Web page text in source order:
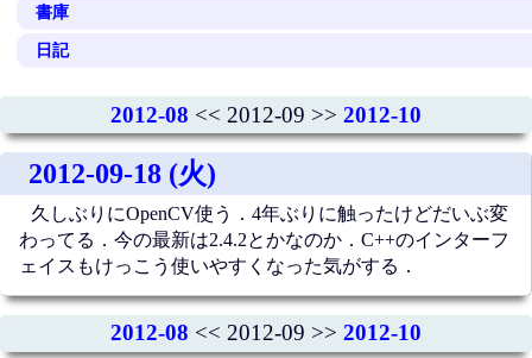
書庫
日記
2012-08 << 2012-09 >> 2012-10
2012-09-18 (火)
久しぶりにOpenCV使う．4年ぶりに触ったけどだいぶ変
わってる．今の最新は2.4.2とかなのか．C++のインターフ
ェイスもけっこう使いやすくなった気がする．
2012-08 << 2012-09 >> 2012-10